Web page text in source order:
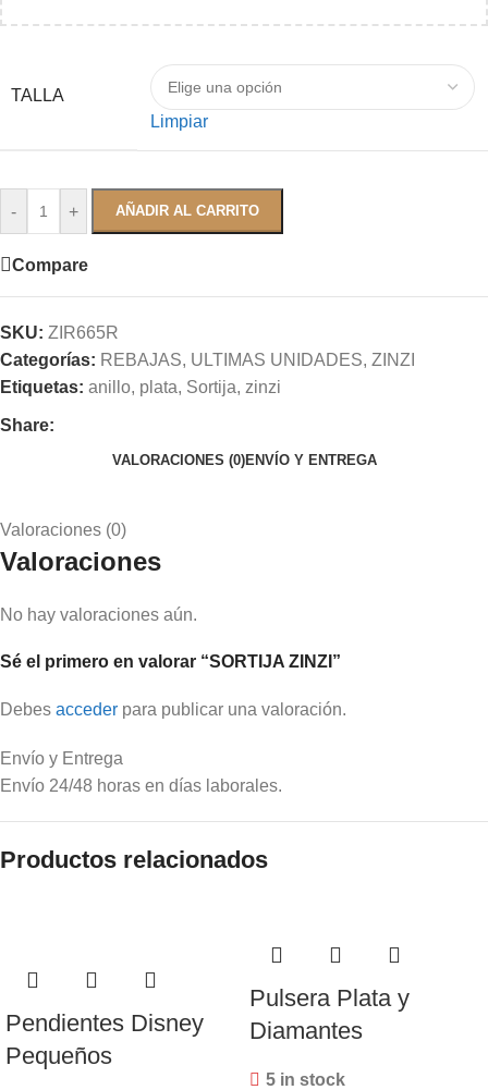
TALLA
Limpiar
- + AÑADIR AL CARRITO
Compare
SKU: ZIR665R
Categorías: REBAJAS, ULTIMAS UNIDADES, ZINZI
Etiquetas: anillo, plata, Sortija, zinzi
Share:
VALORACIONES (0)ENVÍO Y ENTREGA
Valoraciones (0)
Valoraciones
No hay valoraciones aún.
Sé el primero en valorar “SORTIJA ZINZI”
Debes acceder para publicar una valoración.
Envío y Entrega
Envío 24/48 horas en días laborales.
Productos relacionados
Pendientes Disney
Pequeños
Pulsera Plata y
Diamantes
5 in stock